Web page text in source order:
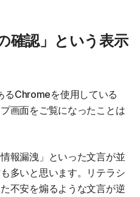
確認」という表示
るChromeを使用している
画面をご覧になったことは
報漏洩」といった文言が並
多いと思います。リテラシ
不安を煽るような文言が逆